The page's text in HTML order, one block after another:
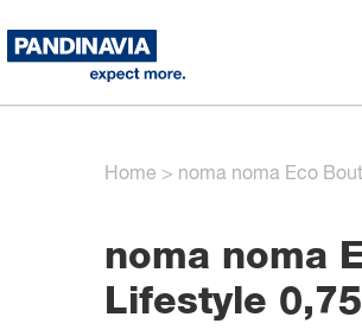
Home > noma noma Eco
noma noma
Lifestyle